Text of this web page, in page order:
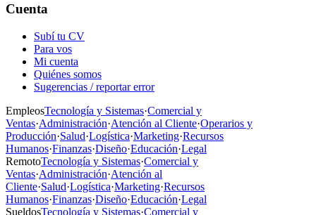
Cuenta
Subí tu CV
Para vos
Mi cuenta
Quiénes somos
Sugerencias / reportar error
EmpleosTecnología y Sistemas·Comercial y
Ventas·Administración·Atención al Cliente·Operarios y
Producción·Salud·Logística·Marketing·Recursos
Humanos·Finanzas·Diseño·Educación·Legal
RemotoTecnología y Sistemas·Comercial y
Ventas·Administración·Atención al
Cliente·Salud·Logística·Marketing·Recursos
Humanos·Finanzas·Diseño·Educación·Legal
SueldosTecnología y Sistemas·Comercial y